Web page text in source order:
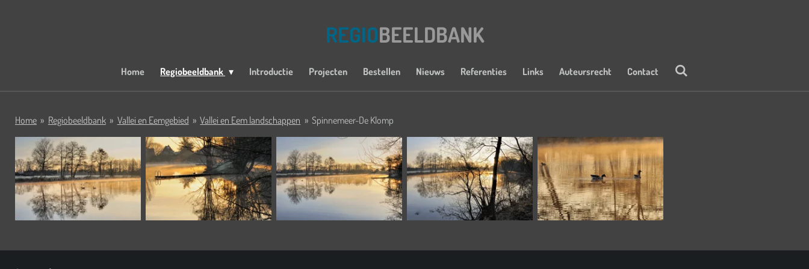
REGIOBEELDBANK
Home Regiobeeldbank Introductie Projecten Bestellen Nieuws Referenties Links Auteursrecht Contact
Home » Regiobeeldbank » Vallei en Eemgebied » Vallei en Eem landschappen » Spinnemeer-De Klomp